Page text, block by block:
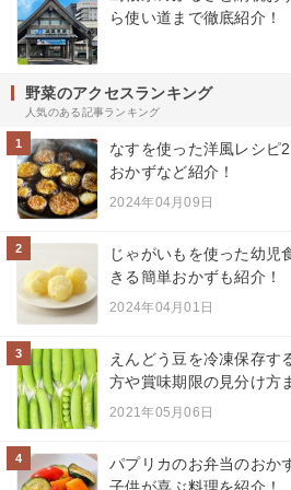
ら使い道まで徹底紹介！
野菜のアクセスランキング
人気のある記事ランキング
1
なすを使った洋風レシピ
おかずなど紹介！
2024年04月09日
2
じゃがいもを使った幼児
きる簡単おかずも紹介！
2024年04月01日
3
えんどう豆を冷凍保存す
方や賞味期限の見分け方
2021年05月06日
4
パプリカのお弁当のおか